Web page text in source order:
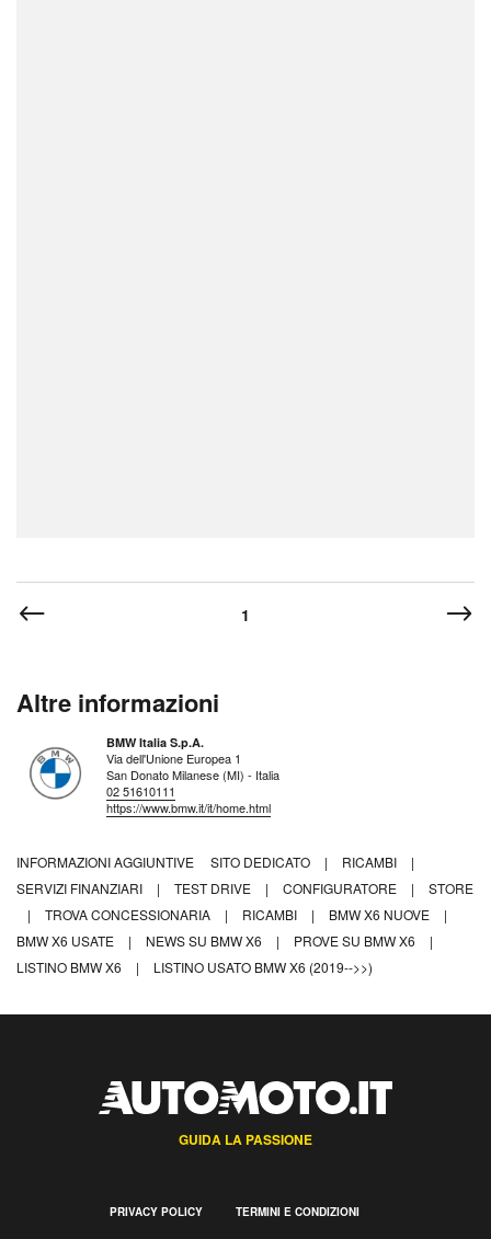
1
Altre informazioni
BMW Italia S.p.A.
Via dell'Unione Europea 1
San Donato Milanese (MI) - Italia
02 51610111
https://www.bmw.it/it/home.html
INFORMAZIONI AGGIUNTIVE SITO DEDICATO | RICAMBI
|
SERVIZI FINANZIARI
| TEST DRIVE | CONFIGURATORE |
STORE
|
TROVA CONCESSIONARIA | RICAMBI | BMW X6 NUOVE
|
BMW X6 USATE
| NEWS SU BMW X6 | PROVE SU BMW X6
|
LISTINO BMW X6
| LISTINO USATO BMW X6 (2019-->>)
GUIDA LA PASSIONE
PRIVACY POLICY TERMINI E CONDIZIONI